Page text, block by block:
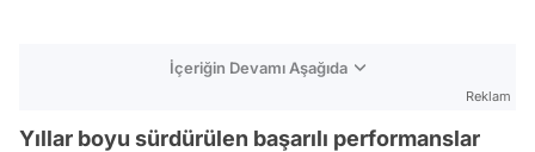
İçeriğin Devamı Aşağıda
Reklam
Yıllar boyu sürdürülen başarılı performanslar